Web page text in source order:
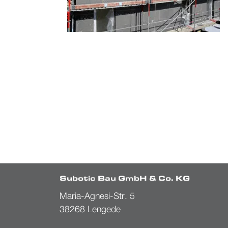
Subotic Bau GmbH & Co. KG
Maria-Agnesi-Str. 5
38268 Lengede